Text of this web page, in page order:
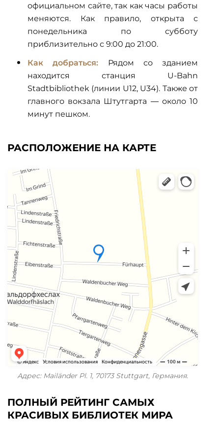
официальном сайте, так как часы работы
меняются. Как правило, открыта с
понедельника по субботу
приблизительно с 9:00 до 21:00.
Как добраться: Рядом со зданием
находится станция U-Bahn
Stadtbibliothek (линии U12, U34). Также от
главного вокзала Штутгарта — около 10
минут пешком.
РАСПОЛОЖЕНИЕ НА КАРТЕ
Адрес: Mailänder Pl. 1, 70173 Stuttgart, Германия.
ПОЛНЫЙ РЕЙТИНГ САМЫХ
КРАСИВЫХ БИБЛИОТЕК МИРА